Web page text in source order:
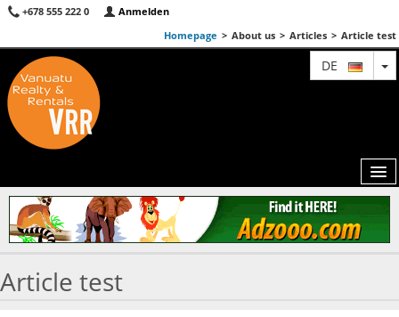
+678 555 222 0
Anmelden
Homepage > About us > Articles > Article test
DE
MAP
Article test